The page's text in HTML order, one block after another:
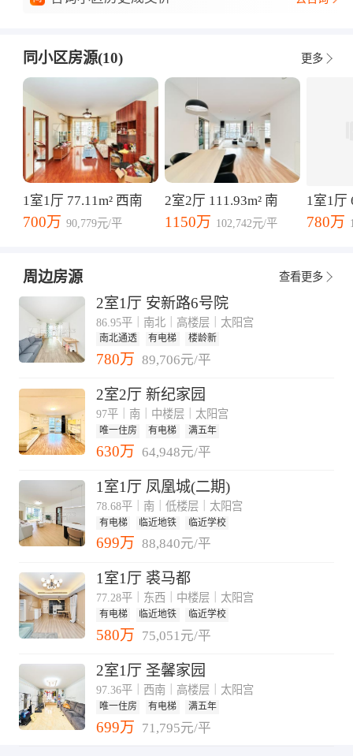
同小区房源(10) 更多
1室1厅 77.11m² 西南
700万 90,779元/平
2室2厅 111.93m² 南
1150万 102,742元/平
1室1厅
780万
周边房源 查看更多
2室1厅 安新路6号院
86.95平｜南北｜高楼层｜太阳宫
南北通透 有电梯 楼龄新
780万 89,706元/平
2室2厅 新纪家园
97平｜南｜中楼层｜太阳宫
唯一住房 有电梯 满五年
630万 64,948元/平
1室1厅 凤凰城(二期)
78.68平｜南｜低楼层｜太阳宫
有电梯 临近地铁 临近学校
699万 88,840元/平
1室1厅 裘马都
77.28平｜东西｜中楼层｜太阳宫
有电梯 临近地铁 临近学校
580万 75,051元/平
2室1厅 圣馨家园
97.36平｜西南｜高楼层｜太阳宫
唯一住房 有电梯 满五年
699万 71,795元/平